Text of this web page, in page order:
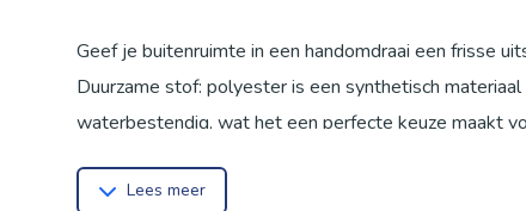
Geef je buitenruimte in een handomdraai een frisse
Duurzame stof: polyester is een synthetisch
waterbestendig, wat het een perfecte keuze maakt
Zachte vulling: het buitenkussen is gevuld met holle
Lees meer